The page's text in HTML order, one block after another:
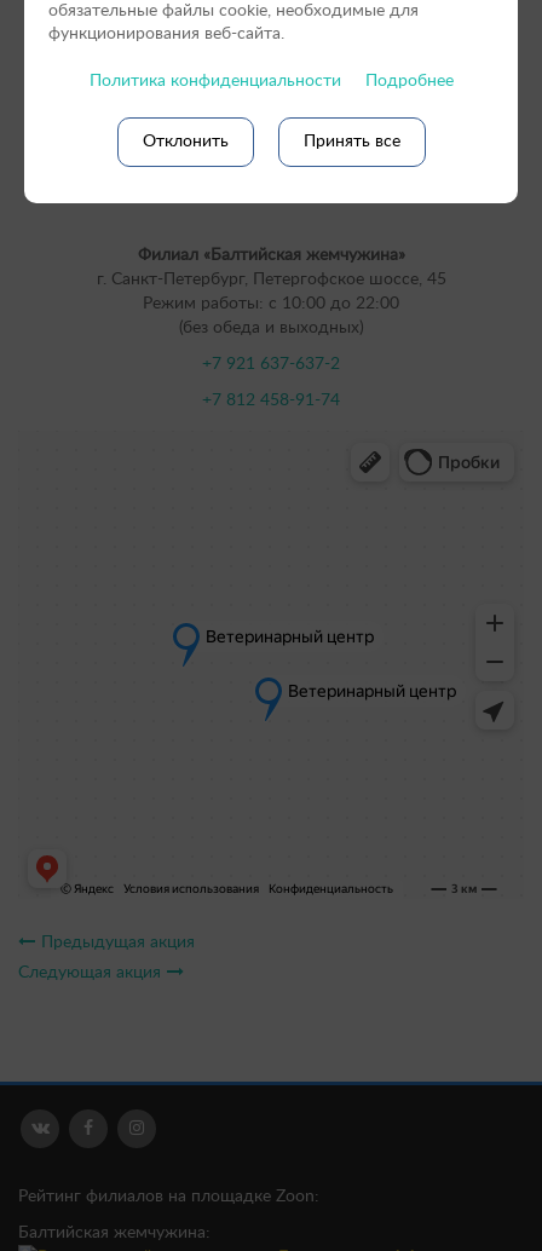
Согласенна обработку персональных данных
Филиал «Балтийская жемчужина»
г. Санкт-Петербург, Петергофское шоссе, 45
Режим работы: с 10:00 до 22:00
(без обеда и выходных)
+7 921 637-637-2
+7 812 458-91-74
Предыдущая акция
Следующая акция
Рейтинг филиалов на площадке Zoon:
Балтийская жемчужина:
обязательные файлы cookie, необходимые для
функционирования веб-сайта.
Политика конфиденциальности Подробнее
Отклонить Принять все